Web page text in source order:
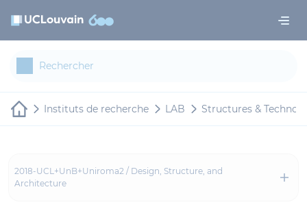
Instituts de recherche LAB Structures &
2018-UCL+UnB+Uniroma2 / Design, Structure, and
Architecture